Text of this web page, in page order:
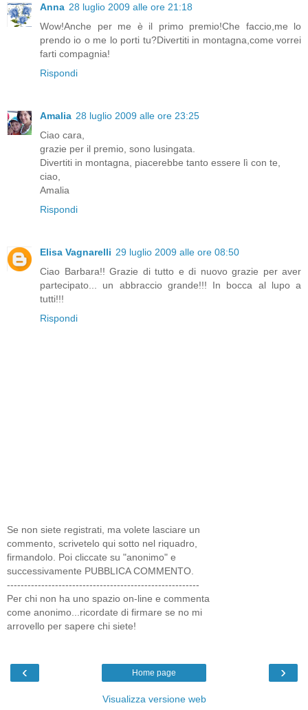
Anna 28 luglio 2009 alle ore 21:18
Wow!Anche per me è il primo premio!Che faccio,me lo
prendo io o me lo porti tu?Divertiti in montagna,come vorrei
farti compagnia!
Rispondi
Amalia 28 luglio 2009 alle ore 23:25
Ciao cara,
grazie per il premio, sono lusingata.
Divertiti in montagna, piacerebbe tanto essere lì con te,
ciao,
Amalia
Rispondi
Elisa Vagnarelli 29 luglio 2009 alle ore 08:50
Ciao Barbara!! Grazie di tutto e di nuovo grazie per aver
partecipato... un abbraccio grande!!! In bocca al lupo a
tutti!!!
Rispondi
Se non siete registrati, ma volete lasciare un
commento, scrivetelo qui sotto nel riquadro,
firmandolo. Poi cliccate su "anonimo" e
successivamente PUBBLICA COMMENTO.
--------------------------------------------------------
Per chi non ha uno spazio on-line e commenta
come anonimo...ricordate di firmare se no mi
arrovello per sapere chi siete!
‹ ›
Home page
Visualizza versione web